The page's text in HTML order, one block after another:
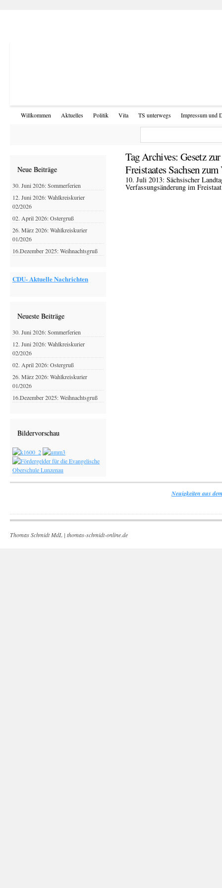
Willkommen Aktuelles Politik Vita TS unterwegs Impressum und
Tag Archives: Gesetz
Freistaates Sachsen
10. Juli 2013: Sächsischer
Verfassungsänderung im
Neue Beiträge
30. Juni 2026: Sommerferien
12. Juni 2026: Wahlkreiskurier
02/2026
02. April 2026: Ostergruß
26. März 2026: Wahlkreiskurier
01/2026
16.Dezember 2025: Weihnachtsgruß
CDU- Aktuelle Nachrichten
Neueste Beiträge
30. Juni 2026: Sommerferien
12. Juni 2026: Wahlkreiskurier
02/2026
02. April 2026: Ostergruß
26. März 2026: Wahlkreiskurier
01/2026
16.Dezember 2025: Weihnachtsgruß
Bildervorschau
Neuigkeiten aus
Thomas Schmidt MdL | thomas-schmidt-online.de